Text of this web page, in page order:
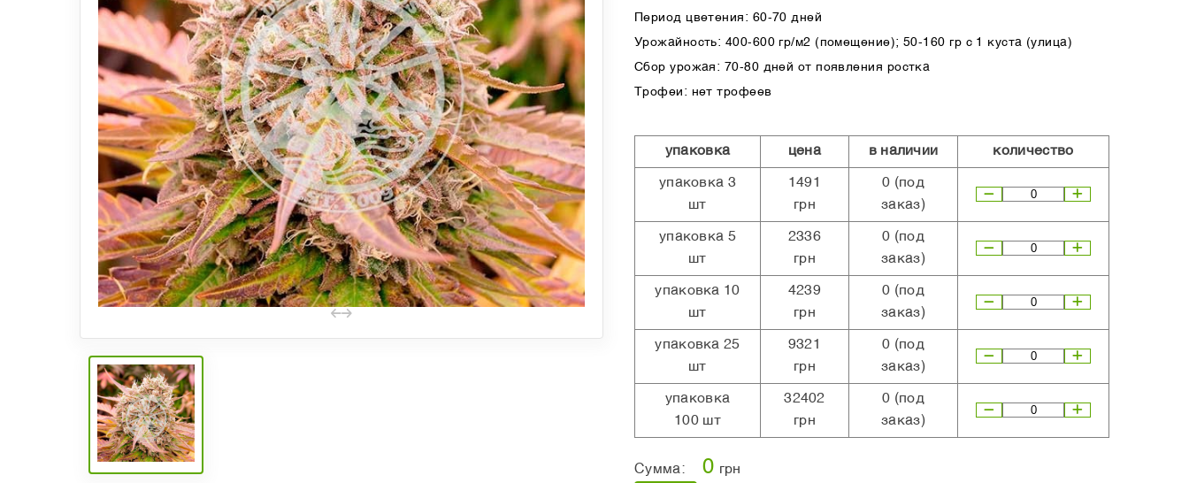
Период цветения: 60-70 дней
Урожайность: 400-600 гр/м2 (помещение); 50-160 гр с 1 куста (улица)
Сбор урожая: 70-80 дней от появления ростка
Трофеи: нет трофеев
упаковка цена в наличии количество
упаковка 3
шт
1491
грн
0 (под
заказ)
упаковка 5
шт
2336
грн
0 (под
заказ)
упаковка 10
шт
4239
грн
0 (под
заказ)
упаковка 25
шт
9321
грн
0 (под
заказ)
упаковка
100 шт
32402
грн
0 (под
заказ)
Сумма: 0 грн